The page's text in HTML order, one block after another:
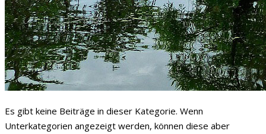
Es gibt keine Beiträge in dieser Kategorie. Wenn
Unterkategorien angezeigt werden, können diese aber